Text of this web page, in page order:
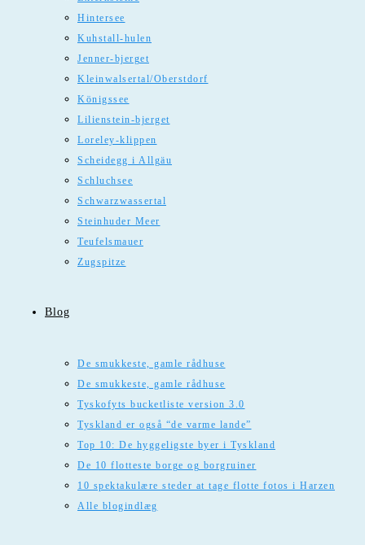
Hintersee
Kuhstall-hulen
Jenner-bjerget
Kleinwalsertal/Oberstdorf
Königssee
Lilienstein-bjerget
Loreley-klippen
Scheidegg i Allgäu
Schluchsee
Schwarzwassertal
Steinhuder Meer
Teufelsmauer
Zugspitze
Blog
De smukkeste, gamle rådhuse
De smukkeste, gamle rådhuse
Tyskofyts bucketliste version 3.0
Tyskland er også “de varme lande”
Top 10: De hyggeligste byer i Tyskland
De 10 flotteste borge og borgruiner
10 spektakulære steder at tage flotte fotos i Harzen
Alle blogindlæg